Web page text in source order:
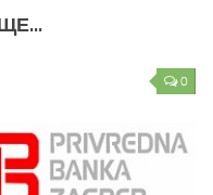
0